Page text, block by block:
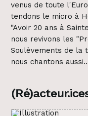
venus de toute
tendons le micro à
"Avoir 20 ans à
nous revivons les
Soulèvements de la
nous chantons